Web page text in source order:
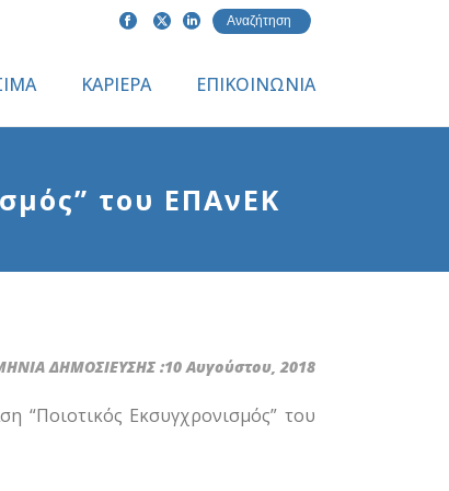
ΚΑΡΙΕΡΑ ΕΠΙΚΟΙΝΩΝΙΑ
του ΕΠΑνΕΚ
ΔΗΜΟΣΙΕΥΣΗΣ :10 Αυγούστου, 2018
Εκσυγχρονισμός” του